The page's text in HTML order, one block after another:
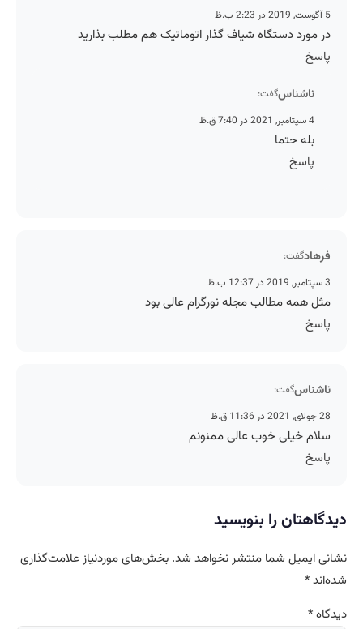
5 آگوست, 2019 در 2:23 ب.ظ
در مورد دستگاه شیاف گذار اتوماتیک هم مطلب بذارید
پاسخ
ناشناسگفت:
4 سپتامبر, 2021 در 7:40 ق.ظ
بله حتما
پاسخ
فرهادگفت:
3 سپتامبر, 2019 در 12:37 ب.ظ
مثل همه مطالب مجله نورگرام عالی بود
پاسخ
ناشناسگفت:
28 جولای, 2021 در 11:36 ق.ظ
سلام خیلی خوب عالی ممنونم
پاسخ
دیدگاهتان را بنویسید
نشانی ایمیل شما منتشر نخواهد شد. بخش‌های موردنیاز علامت‌گذاری
شده‌اند*
دیدگاه*